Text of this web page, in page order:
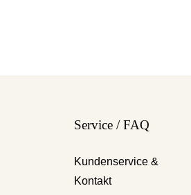
Service / FAQ
Kundenservice &
Kontakt